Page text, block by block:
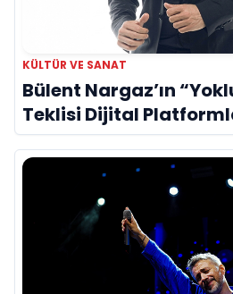
KÜLTÜR VE SANAT
Bülent Nargaz’ın
Teklisi Dijital
Görmeye Devam